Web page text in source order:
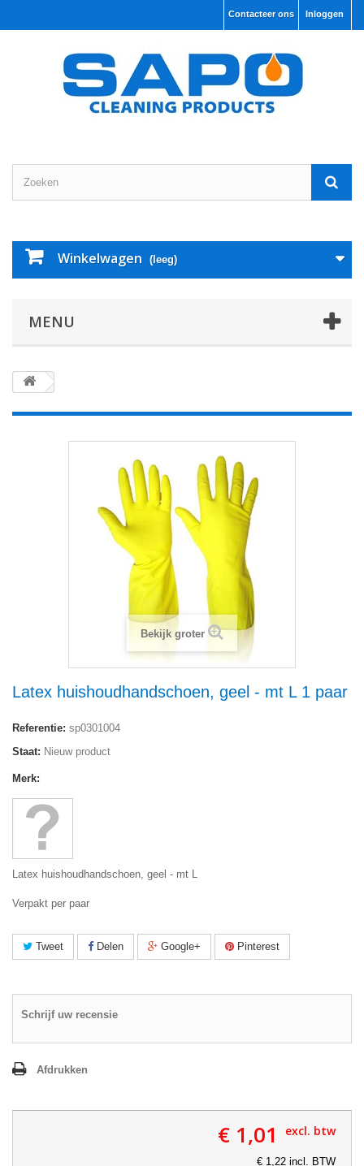
Inloggen
Contacteer ons
Winkelwagen (leeg)
MENU
Bekijk groter
Latex huishoudhandschoen, geel - mt L 1 paar
Referentie: sp0301004
Staat: Nieuw product
Merk:
Latex huishoudhandschoen, geel - mt L
Verpakt per paar
Tweet Delen Google+ Pinterest
Schrijf uw recensie
Afdrukken
€ 1,01 excl. btw
€ 1,22 incl. BTW